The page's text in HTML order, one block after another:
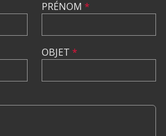
PRÉNOM *
OBJET *